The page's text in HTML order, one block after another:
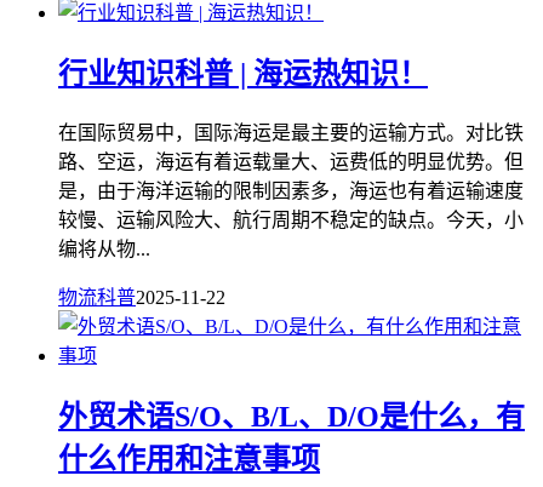
行业知识科普 | 海运热知识！
在国际贸易中，国际海运是最主要的运输方式。对比铁
路、空运，海运有着运载量大、运费低的明显优势。但
是，由于海洋运输的限制因素多，海运也有着运输速度
较慢、运输风险大、航行周期不稳定的缺点。今天，小
编将从物...
物流科普2025-11-22
外贸术语S/O、B/L、D/O是什么，有
什么作用和注意事项